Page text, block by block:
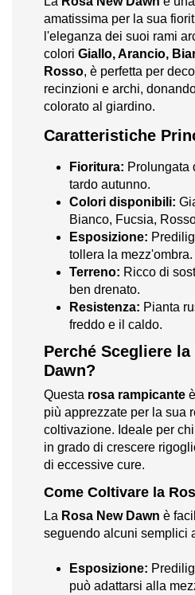
amatissima per la sua
l'eleganza dei suoi rami
colori Giallo, Arancio,
Rosso, è perfetta per
recinzioni e archi,
colorato al giardino.
Caratteristiche
Fioritura: Prolungata
tardo autunno.
Colori disponibili:
Bianco, Fucsia,
Esposizione:
tollera la mezz'ombra.
Terreno: Ricco di
ben drenato.
Resistenza: Pianta
freddo e il caldo.
Perché Scegliere la
Dawn?
Questa rosa rampicante
più apprezzate per la sua
coltivazione. Ideale per
in grado di crescere
di eccessive cure.
Come Coltivare la
La Rosa New Dawn è
seguendo alcuni semplici
Esposizione:
può adattarsi alla